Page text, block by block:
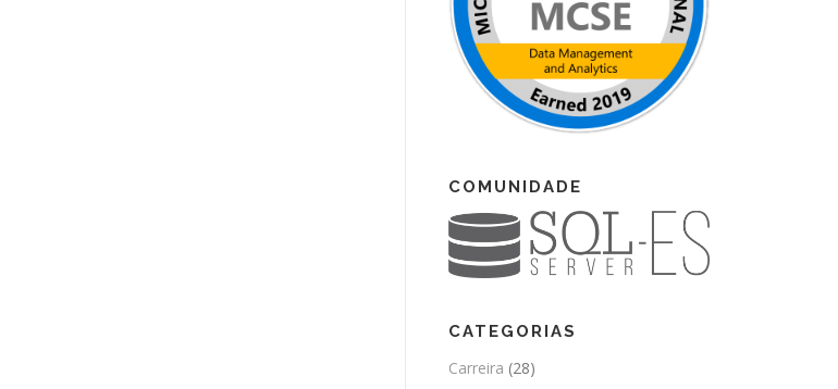
COMUNIDADE
CATEGORIAS
Carreira (28)